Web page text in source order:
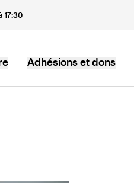
17:30
Adhésions et dons